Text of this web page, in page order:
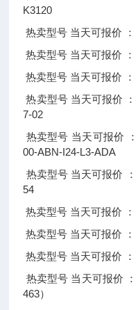
K3120
热卖型号 当天可报价 ：
热卖型号 当天可报价 ：
热卖型号 当天可报价 ：
热卖型号 当天可报价 ：
7-02
热卖型号 当天可报价 ：
00-ABN-I24-L3-ADA
热卖型号 当天可报价 ：
54
热卖型号 当天可报价 ：
热卖型号 当天可报价 ：
热卖型号 当天可报价 ：
热卖型号 当天可报价 ：
463）